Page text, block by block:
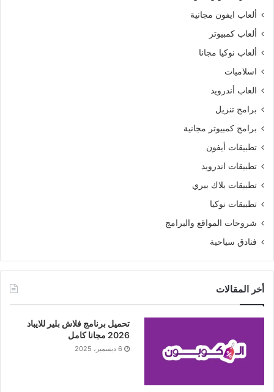
ألعاب ايفون مجانية
ألعاب كمبيوتر
ألعاب نوكيا مجانا
اسلاميات
العاب أندرويد
برامج تنزيل
برامج كمبيوتر مجانية
تطبيقات أيفون
تطبيقات اندرويد
تطبيقات بلاك بيري
تطبيقات نوكيا
شروحات المواقع والبرامج
فنادق سياحية
أخر المقالات
تحميل برنامج فلاش بلير للايباد
2026 مجانا كامل
6 ديسمبر، 2025